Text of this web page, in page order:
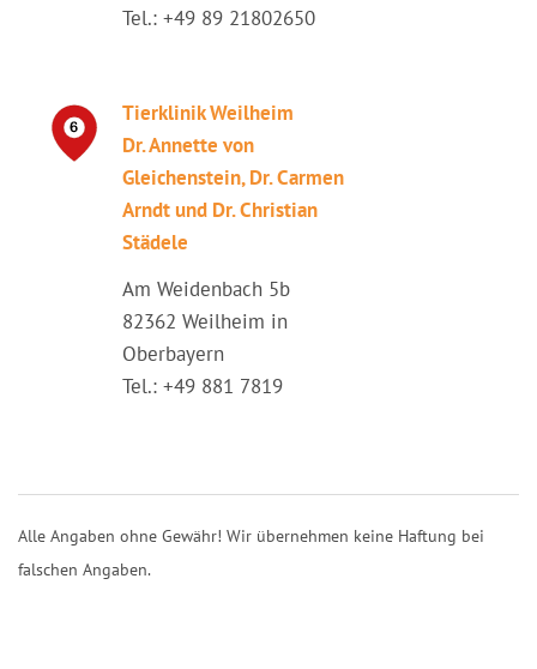
Tel.: +49 89 21802650
Tierklinik Weilheim
Dr. Annette von
Gleichenstein, Dr. Carmen
Arndt und Dr. Christian
Städele
Am Weidenbach 5b
82362 Weilheim in
Oberbayern
Tel.: +49 881 7819
Alle Angaben ohne Gewähr! Wir übernehmen keine Haftung bei
falschen Angaben.